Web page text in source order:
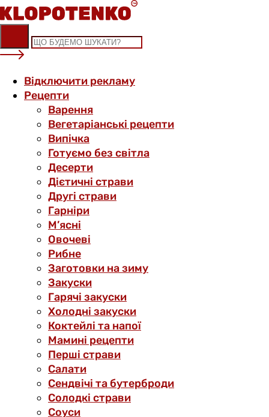
Skip
to
content
Відключити рекламу
Рецепти
Варення
Вегетаріанські рецепти
Випічка
Готуємо без світла
Десерти
Дієтичні страви
Другі страви
Гарніри
М’ясні
Овочеві
Рибне
Заготовки на зиму
Закуски
Гарячі закуски
Холодні закуски
Коктейлі та напої
Мамині рецепти
Перші страви
Салати
Сендвічі та бутерброди
Солодкі страви
Соуси